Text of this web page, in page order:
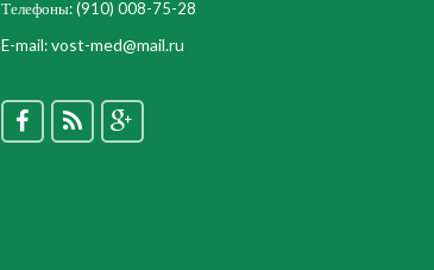
Телефоны:(910) 008-75-28
E-mail:vost-med@mail.ru